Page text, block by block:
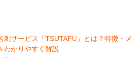
刺サービス「TSUTAFU」とは？特徴・メ
わかりやすく解説